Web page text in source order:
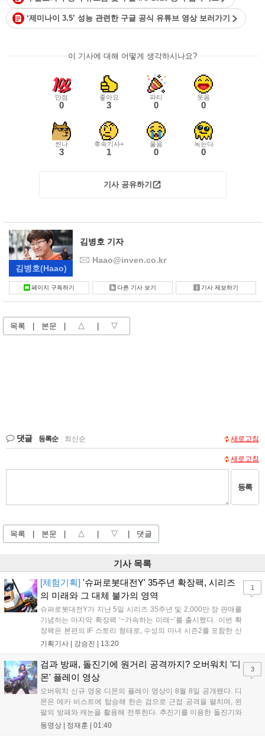
‘제미나이 3.5’ 성능 관련한 구글 공식 유튜브 영상 보러가기
이 기사에 대해 어떻게 생각하시나요?
만점
0
좋아요
3
파티
0
웃음
0
씬나
3
후속기사+
1
울음
0
녹는다
0
기사 공유하기
김병호(Haao)
김병호 기자
Haao@inven.co.kr
페이지 구독하기 다른 기사 보기 기사 제보하기
목록 | 본문 | △ | ▽
댓글 등록순 최신순 새로고침
새로고침
등록
목록 | 본문 | △ | ▽ | 댓글
기사 목록
[체험기획] '슈퍼로봇대전Y' 35주년 확장팩, 시리즈
의 미래와 그 대체 불가의 영역
슈퍼로봇대전Y가 지난 5일 시리즈 35주년 및 2,000만 장 판매를
기념하는 마지막 확장팩 ‘~가속하는 미래~’를 출시했다. 이번 확
장팩은 본편의 IF 스토리 형태로, 수성의 마녀 시즌2를 포함한 신
규 참전작과 크로스오버 합체기를 선보이며 작품을 완결 짓는다.
하는 몰입감 있는 서사와 조합을 구현하며 시리즈의 미래를 향한
새로운 가능성을 제시했다....
기획기사 | 강승진 | 13:20
1
검과 방패, 돌진기에 원거리 공격까지? 오버워치 '디
몬' 플레이 영상
오버워치 신규 영웅 디몬의 플레이 영상이 8월 8일 공개됐다. 디
몬은 메카 비스트에 탑승해 한손 검으로 근접 공격을 펼치며, 왼
팔의 방패와 캐논을 활용해 전투한다. 추진기를 이용한 돌진기와
참격 형태의 궁극기를 보유했고, 메카 파괴 시 맨몸으로 기관총을
동영상 | 정재훈 | 01:40
3